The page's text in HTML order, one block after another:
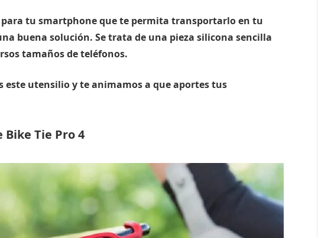
para tu smartphone que te permita transportarlo en tu
buena solución. Se trata de una pieza silicona sencilla
tamaños de teléfonos.
utensilio y te animamos a que aportes tus
Tie Pro 4